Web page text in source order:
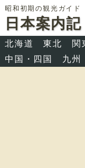
昭和初期の観光ガイド
日本案内記
北海道 東北 関
中国・四国
九州